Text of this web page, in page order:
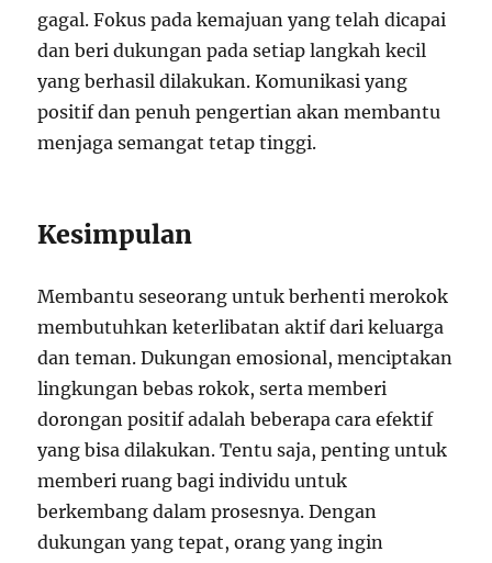
gagal. Fokus pada kemajuan yang telah dicapai
dan beri dukungan pada setiap langkah kecil
yang berhasil dilakukan. Komunikasi yang
positif dan penuh pengertian akan membantu
menjaga semangat tetap tinggi.
Kesimpulan
Membantu seseorang untuk berhenti merokok
membutuhkan keterlibatan aktif dari keluarga
dan teman. Dukungan emosional, menciptakan
lingkungan bebas rokok, serta memberi
dorongan positif adalah beberapa cara efektif
yang bisa dilakukan. Tentu saja, penting untuk
memberi ruang bagi individu untuk
berkembang dalam prosesnya. Dengan
dukungan yang tepat, orang yang ingin